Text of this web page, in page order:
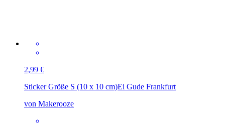
2,99 €
Sticker Größe S (10 x 10 cm)Ei Gude Frankfurt
von Makerooze